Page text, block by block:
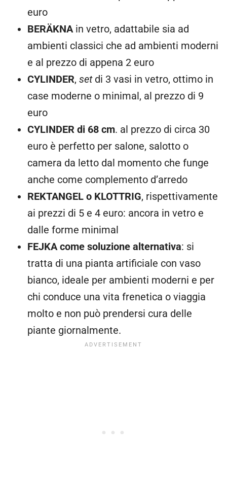
euro
BERÄKNA in vetro, adattabile sia ad
ambienti classici che ad ambienti moderni
e al prezzo di appena 2 euro
CYLINDER, setdi 3 vasi in vetro, ottimo in
case moderne o minimal, al prezzo di 9
euro
CYLINDER di 68 cm. al prezzo di circa 30
euro è perfetto per salone, salotto o
camera da letto dal momento che funge
anche come complemento d’arredo
REKTANGEL o KLOTTRIG, rispettivamente
ai prezzi di 5 e 4 euro: ancora in vetro e
dalle forme minimal
FEJKA come soluzione alternativa: si
tratta di una pianta artificiale con vaso
bianco, ideale per ambienti moderni e per
chi conduce una vita frenetica o viaggia
molto e non può prendersi cura delle
piante giornalmente.